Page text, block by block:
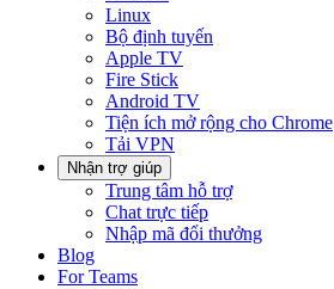
Linux
Bộ định tuyến
Apple TV
Fire Stick
Android TV
Tiện ích mở rộng cho Chrome
Tải VPN
Nhận trợ giúp
Trung tâm hỗ trợ
Chat trực tiếp
Nhập mã đổi thưởng
Blog
For Teams